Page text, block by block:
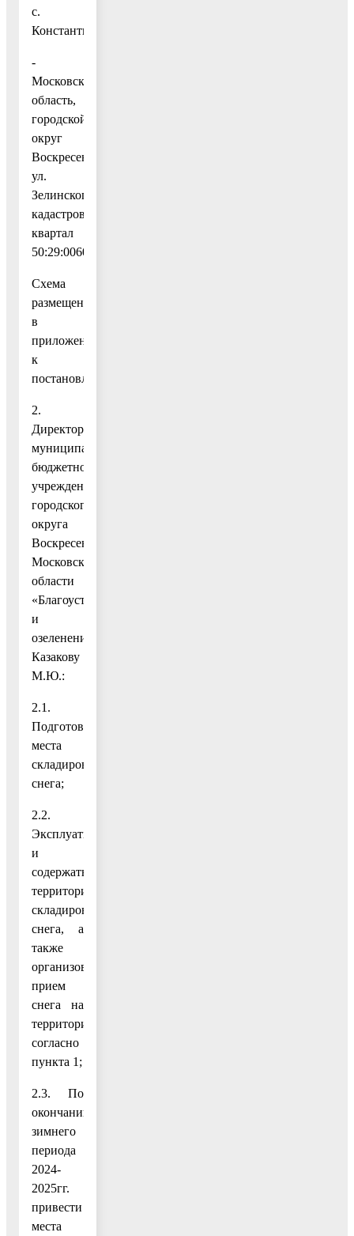
с.
Константиново;
-
Московская
область,
городской
округ
Воскресенск,
ул.
Зелинского,
кадастровый
квартал
50:29:0060210.
Схема
размещения
в
приложении
к
постановлению.
2.
Директору
муниципального
бюджетного
учреждения
городского
округа
Воскресенск
Московской
области
«Благоустройство
и
озеленение»
Казакову
М.Ю.:
2.1.
Подготовить
места
складирования
снега;
2.2.
Эксплуатировать
и
содержать
территорию
складирования
снега, а
также
организовать
прием
снега на
территориях,
согласно
пункта 1;
2.3. По
окончании
зимнего
периода
2024-
2025гг.
привести
места